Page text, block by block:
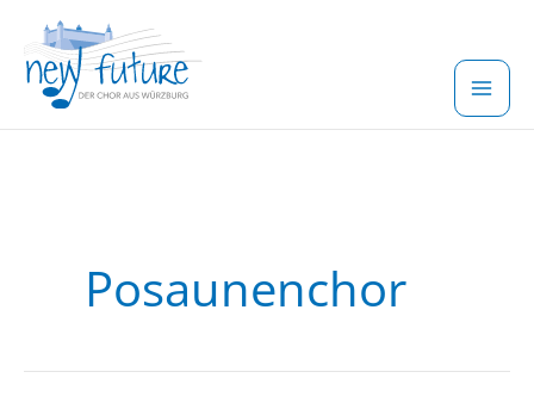
Inhalt
springen
Posaunenchor